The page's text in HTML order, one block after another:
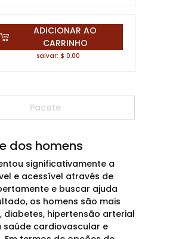
ADICIONAR AO
CARRINHO
salvar: $ 0.00
Pacote
dos homens
significativamente a
e acessível através de
e buscar ajuda
os homens são mais
hipertensão arterial
saúde cardiovascular e